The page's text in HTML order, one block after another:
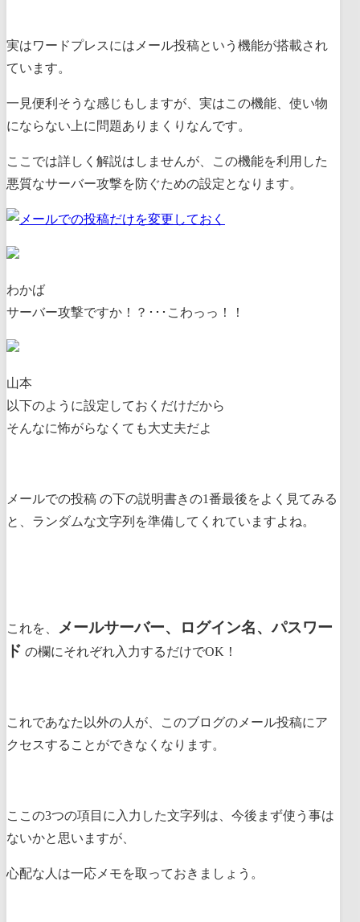
実はワードプレスにはメール投稿という機能が搭載され
ています。
一見便利そうな感じもしますが、実はこの機能、 使い物
にならない上に問題ありまくり なんです。
ここでは詳しく解説はしませんが、
この機能を利用した
悪質なサーバー攻撃を防ぐための設定となります。
わかば
サーバー攻撃ですか！？･･･こわっっ！！
山本
以下のように設定しておくだけだから
そんなに怖がらなくても大丈夫だよ
メールでの投稿 の下の説明書きの1番最後をよく見てみる
と、ランダムな文字列を準備してくれていますよね。
これを、
メールサーバー、ログイン名、パスワー
ド の欄にそれぞれ入力するだけでOK！
これであなた以外の人が、このブログのメール投稿にア
クセスすることができなくなります。
ここの3つの項目に入力した文字列は、今後まず使う事は
ないかと思いますが、
心配な人は一応メモを取っておきましょう。